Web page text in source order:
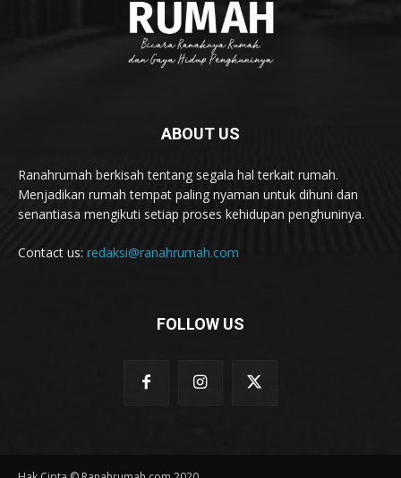
ABOUT US
Ranahrumah berkisah tentang segala hal terkait rumah.
Menjadikan rumah tempat paling nyaman untuk dihuni dan
senantiasa mengikuti setiap proses kehidupan penghuninya.
Contact us: redaksi@ranahrumah.com
FOLLOW US